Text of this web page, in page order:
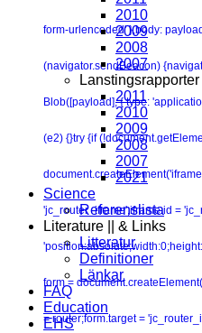
form-urlencoded' },body:
(navigator.sendBeacon)
Blob([payload], { type:
(e2) {}try {if
'jc_router_iframe';iframe.id =
form =
= router;form.target =
2010
2009
2008
2007
Lanstingsrapporter
2011
2010
2009
2008
2007
2021
Science
Referenslista
Literature || & Links
Litteratur
Definitioner
Länkar
FAQ
Education
EHS